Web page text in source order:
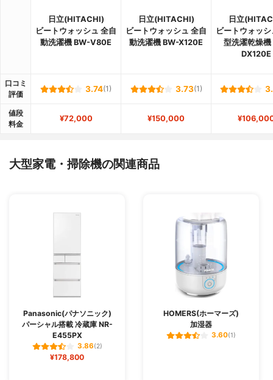
日立(HITACHI)
ビートウォッシュ 全自
動洗濯機 BW-V80E
日立(HITACHI)
ビートウォッシュ 全自
動洗濯機 BW-X120E
日立
ビートウォッ
型洗濯乾燥
DX120E
口コミ
評価
3.74(1) 3.73(1)
値段
料金
¥72,000 ¥150,000
大型家電・掃除機の関連商品
Panasonic(パナソニック)
パーシャル搭載 冷蔵庫 NR-
E455PX
3.86(2)
¥178,800
HOMERS(ホーマーズ)
加湿器
3.60(1)